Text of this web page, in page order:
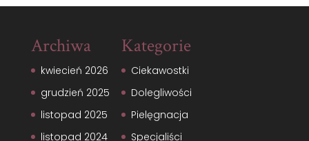
Archiwa
kwiecień 2026
grudzień 2025
listopad 2025
listopad 2024
Kategorie
Ciekawostki
Dolegliwości
Pielęgnacja
Specjaliści